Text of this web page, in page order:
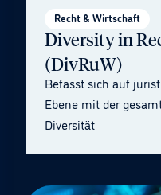
Recht & Wirtschaft
Diversity in
(DivRuW)
Befasst sich auf
Ebene mit der
Diversität